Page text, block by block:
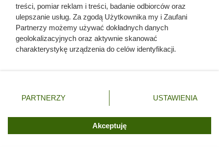
Czytaj także:
Zjadł 174 koty i rzucił się na nogę kolesia z
okrętu. Mroczny przypadek żołnierza z Polski
treści, pomiar reklam i treści, badanie odbiorców oraz
ulepszanie usług. Za zgodą Użytkownika my i Zaufani
Partnerzy możemy używać dokładnych danych
geolokalizacyjnych oraz aktywnie skanować
charakterystykę urządzenia do celów identyfikacji.
zmienić/wycofać klikając przycisk ustawień prywatności
znajdujący się w lewym dolnym rogu strony. Niektóre
użytkownika, ale masz prawo sprzeciwić się takiemu
przetwarzaniu. Preferencje będą miały zastosowania tylko
PARTNERZY USTAWIENIA
Akceptuję